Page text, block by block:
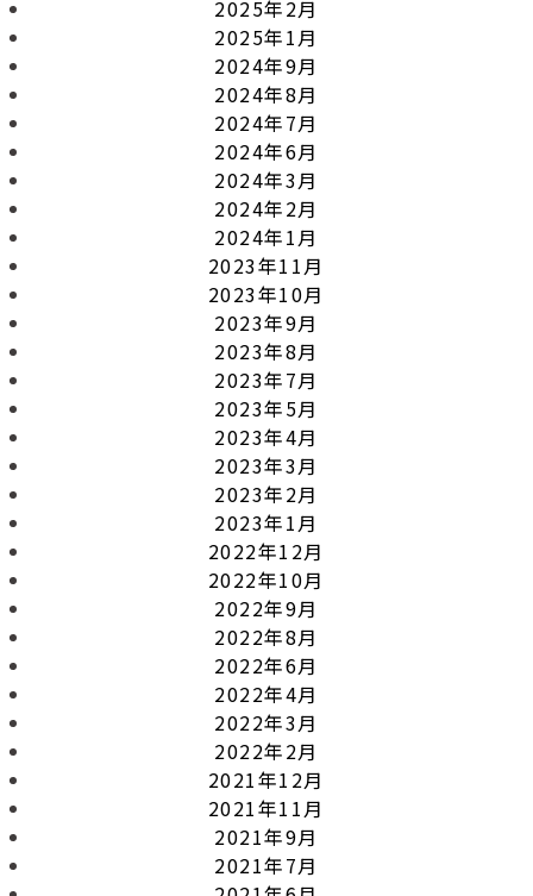
2025年2月
2025年1月
2024年9月
2024年8月
2024年7月
2024年6月
2024年3月
2024年2月
2024年1月
2023年11月
2023年10月
2023年9月
2023年8月
2023年7月
2023年5月
2023年4月
2023年3月
2023年2月
2023年1月
2022年12月
2022年10月
2022年9月
2022年8月
2022年6月
2022年4月
2022年3月
2022年2月
2021年12月
2021年11月
2021年9月
2021年7月